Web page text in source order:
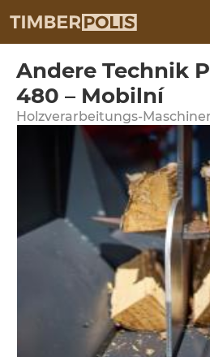
Andere Technik
480 – Mobilní
Holzverarbeitungs-